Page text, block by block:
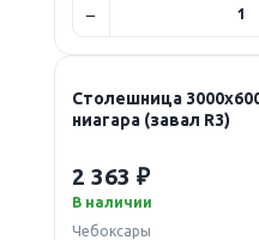
Столешница
ниагара (завал R3)
2 363 ₽
В наличии
Чебоксары